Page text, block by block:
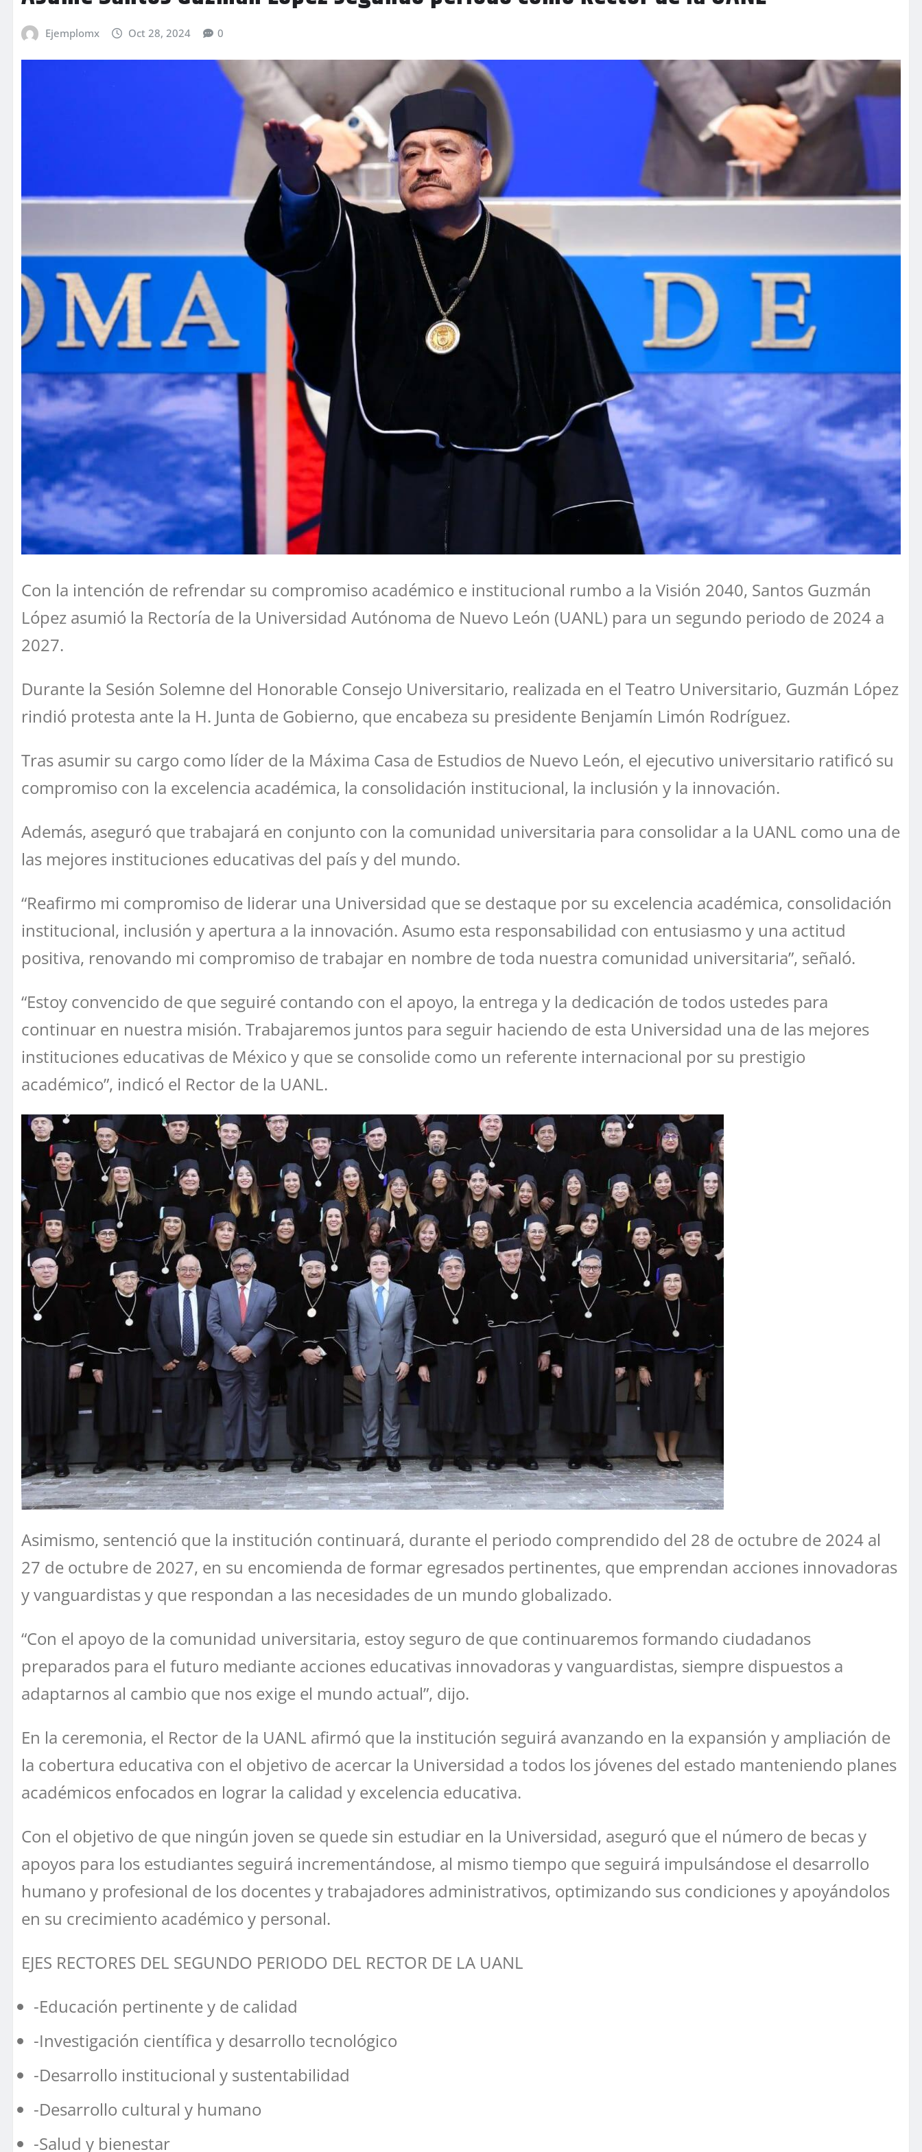
Ejemplomx Oct 28, 2024 0
Con la intención de refrendar su compromiso académico e institucional rumbo a la Visión 2040, Santos Guzmán
López asumió la Rectoría de la Universidad Autónoma de Nuevo León (UANL) para un segundo periodo de 2024 a
2027.
Durante la Sesión Solemne del Honorable Consejo Universitario, realizada en el Teatro Universitario, Guzmán López
rindió protesta ante la H. Junta de Gobierno, que encabeza su presidente Benjamín Limón Rodríguez.
Tras asumir su cargo como líder de la Máxima Casa de Estudios de Nuevo León, el ejecutivo universitario ratificó su
compromiso con la excelencia académica, la consolidación institucional, la inclusión y la innovación.
Además, aseguró que trabajará en conjunto con la comunidad universitaria para consolidar a la UANL como una de
las mejores instituciones educativas del país y del mundo.
“Reafirmo mi compromiso de liderar una Universidad que se destaque por su excelencia académica, consolidación
institucional, inclusión y apertura a la innovación. Asumo esta responsabilidad con entusiasmo y una actitud
positiva, renovando mi compromiso de trabajar en nombre de toda nuestra comunidad universitaria”, señaló.
“Estoy convencido de que seguiré contando con el apoyo, la entrega y la dedicación de todos ustedes para
continuar en nuestra misión. Trabajaremos juntos para seguir haciendo de esta Universidad una de las mejores
instituciones educativas de México y que se consolide como un referente internacional por su prestigio
académico”, indicó el Rector de la UANL.
Asimismo, sentenció que la institución continuará, durante el periodo comprendido del 28 de octubre de 2024 al
27 de octubre de 2027, en su encomienda de formar egresados pertinentes, que emprendan acciones innovadoras
y vanguardistas y que respondan a las necesidades de un mundo globalizado.
“Con el apoyo de la comunidad universitaria, estoy seguro de que continuaremos formando ciudadanos
preparados para el futuro mediante acciones educativas innovadoras y vanguardistas, siempre dispuestos a
adaptarnos al cambio que nos exige el mundo actual”, dijo.
En la ceremonia, el Rector de la UANL afirmó que la institución seguirá avanzando en la expansión y ampliación de
la cobertura educativa con el objetivo de acercar la Universidad a todos los jóvenes del estado manteniendo planes
académicos enfocados en lograr la calidad y excelencia educativa.
Con el objetivo de que ningún joven se quede sin estudiar en la Universidad, aseguró que el número de becas y
apoyos para los estudiantes seguirá incrementándose, al mismo tiempo que seguirá impulsándose el desarrollo
humano y profesional de los docentes y trabajadores administrativos, optimizando sus condiciones y apoyándolos
en su crecimiento académico y personal.
EJES RECTORES DEL SEGUNDO PERIODO DEL RECTOR DE LA UANL
-Educación pertinente y de calidad
-Investigación científica y desarrollo tecnológico
-Desarrollo institucional y sustentabilidad
-Desarrollo cultural y humano
-Salud y bienestar